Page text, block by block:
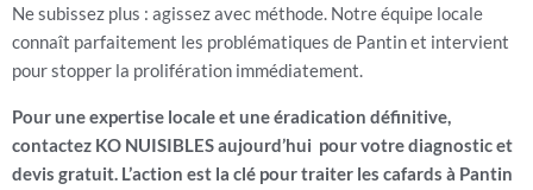
Ne subissez plus : agissez avec méthode. Notre équipe locale
connaît parfaitement les problématiques de Pantin et intervient
pour stopper la prolifération immédiatement.
Pour une expertise locale et une éradication définitive,
contactez KO NUISIBLES aujourd’hui pour votre diagnostic et
devis gratuit. L’action est la clé pour traiter les cafards à Pantin